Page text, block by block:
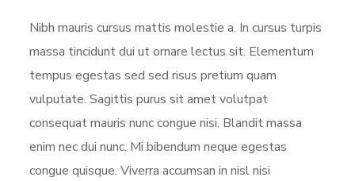
Nibh mauris cursus mattis molestie a. In cursus turpis
massa tincidunt dui ut ornare lectus sit. Elementum
tempus egestas sed sed risus pretium quam
vulputate. Sagittis purus sit amet volutpat
consequat mauris nunc congue nisi. Blandit massa
enim nec dui nunc. Mi bibendum neque egestas
congue quisque. Viverra accumsan in nisl nisi